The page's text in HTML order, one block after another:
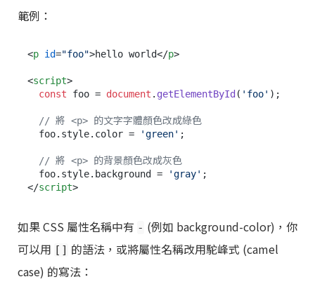
範例：
<p id="foo">hello world</p>
<script>
const foo = document . getElementById ( 'foo' );
// 將 <p> 的文字字體顏色改成綠色
  foo.
style. color = 'green' ;
// 將 <p> 的背景顏色改成灰色
  foo.
style. background = 'gray'
</script>
如果 CSS 屬性名稱中有 - (例如 background-color)，你
可以用 [] 的語法，或將屬性名稱改用駝峰式 (camel
case) 的寫法：